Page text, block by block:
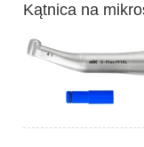
Kątnica na